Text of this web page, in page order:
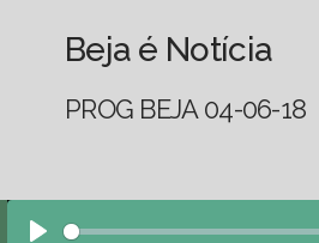
Beja é Notícia
PROG BEJA 04-06-18